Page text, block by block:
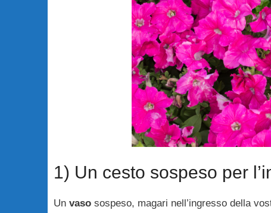
1) Un cesto sospeso per
Un vasosospeso, magari nell’ingresso della